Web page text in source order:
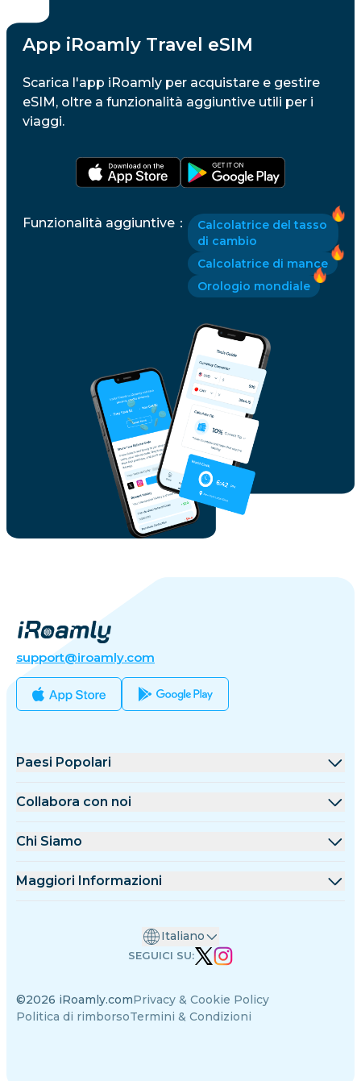
App iRoamly Travel eSIM
Scarica l'app iRoamly per acquistare e gestire
eSIM, oltre a funzionalità aggiuntive utili per i
viaggi.
Funzionalità aggiuntive ：
Calcolatrice del tasso
di cambio
Calcolatrice di mance
Orologio mondiale
support@iroamly.com
Paesi Popolari
Stati Uniti
Francia
India
Collabora con noi
Piattaforma All'ingrosso
API Docs
Chi Siamo
Chi è iRoamly
Maggiori Informazioni
Team Autori
©2026 iRoamly.comPrivacy & Cookie Policy
Politica di rimborsoTermini & Condizioni
Italiano
SEGUICI SU: